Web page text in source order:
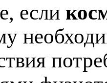
если